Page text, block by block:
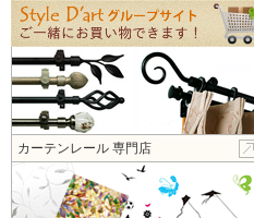
カーテンレール 専門店